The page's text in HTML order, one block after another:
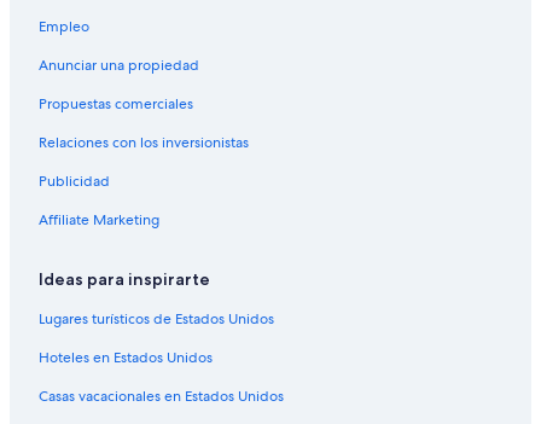
Empleo
Anunciar una propiedad
Propuestas comerciales
Relaciones con los inversionistas
Publicidad
Affiliate Marketing
Ideas para inspirarte
Lugares turísticos de Estados Unidos
Hoteles en Estados Unidos
Casas vacacionales en Estados Unidos